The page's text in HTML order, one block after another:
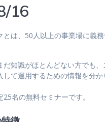
16
とは、50人以上の事業場に義
だ知識がほとんどない方でも、
して運用するための情報を分
名の無料セミナーです。